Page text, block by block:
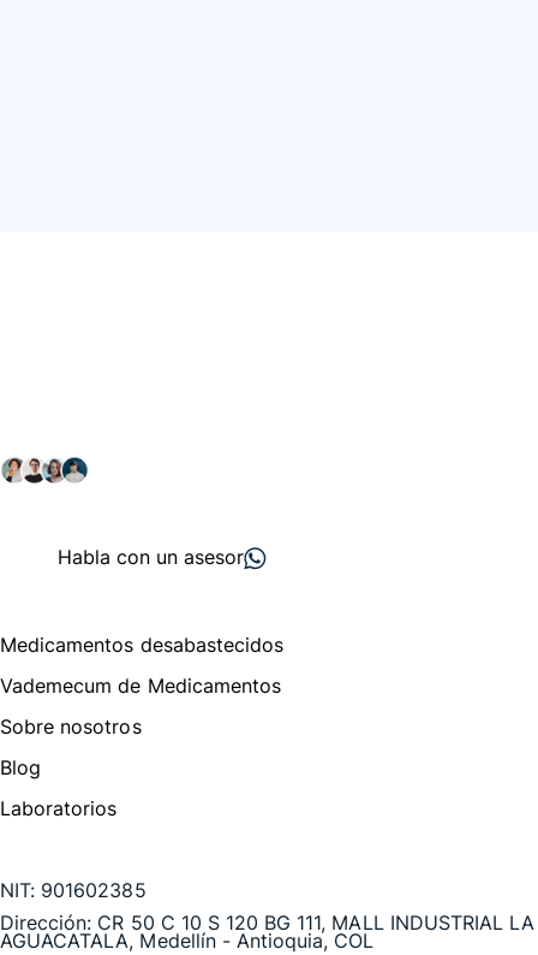
Habla con un asesor
Medicamentos desabastecidos
Vademecum de Medicamentos
Sobre nosotros
Blog
Laboratorios
NIT: 901602385
Dirección: CR 50 C 10 S 120 BG 111, MALL INDUSTRIAL LA
AGUACATALA, Medellín - Antioquia, COL